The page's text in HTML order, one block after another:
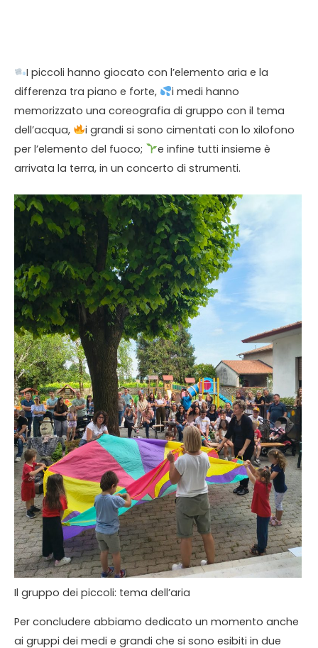
I piccoli hanno giocato con l’elemento aria e la
differenza tra piano e forte,
i medi hanno
memorizzato una coreografia di gruppo con il tema
dell’acqua,
i grandi si sono cimentati con lo xilofono
per l’elemento del fuoco;
e infine tutti insieme è
arrivata la terra, in un concerto di strumenti.
Il gruppo dei piccoli: tema dell’aria
Per concludere abbiamo dedicato un momento anche
ai gruppi dei medi e grandi che si sono esibiti in due